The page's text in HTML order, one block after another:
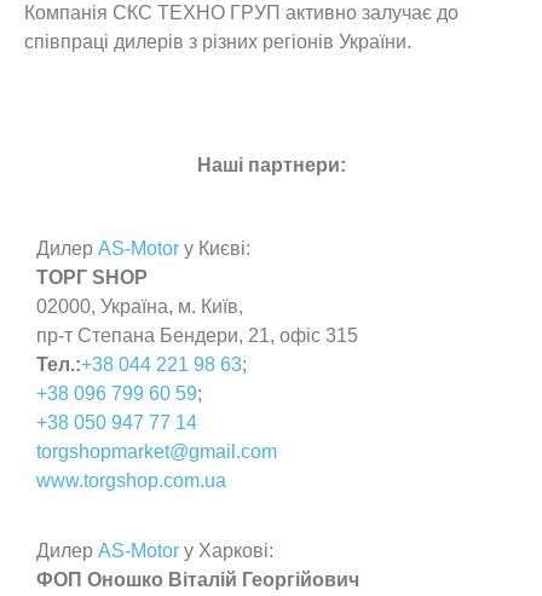
Компанія СКС ТЕХНО ГРУП активно залучає до
співпраці дилерів з різних регіонів України.
Наші партнери:
Дилер AS-Motor у Києві:
TOРГ SHOP
02000, Україна, м. Київ,
пр-т Степана Бендери, 21, офіс 315
Тел.:+38 044 221 98 63;
+38 096 799 60 59;
+38 050 947 77 14
torgshopmarket@gmail.com
www.torgshop.com.ua
Дилер AS-Motor у Харкові:
ФОП Оношко Віталій Георгійович